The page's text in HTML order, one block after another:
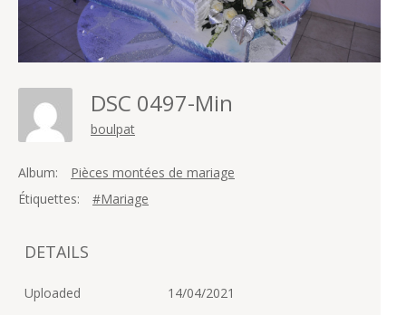
DSC 0497-Min
boulpat
Album:
Pièces montées de mariage
Étiquettes:
#Mariage
DETAILS
Uploaded 14/04/2021